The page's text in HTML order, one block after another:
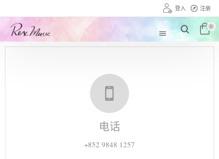
登入 注册
0
电话
+852 9848 1257